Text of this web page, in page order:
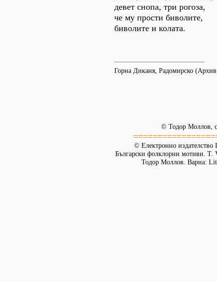
девет снопа, три рогоза,
че му прости биволите,
биволите и колата.
Горна Диканя, Радомирско
© Тодор Моллов,
© Електронно издателство
Български фолклорни мотиви.
Тодор Моллов. Варна: